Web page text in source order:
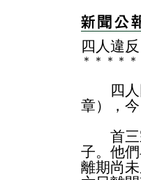
四人違
＊ ＊ ＊ ＊ ＊
四人因
章），
首三宗
子。他
離期尚